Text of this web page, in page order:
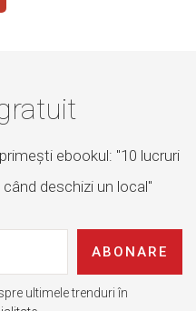
ebookul: "10 lucruri
deschizi un local"
ABONARE
ultimele trenduri în